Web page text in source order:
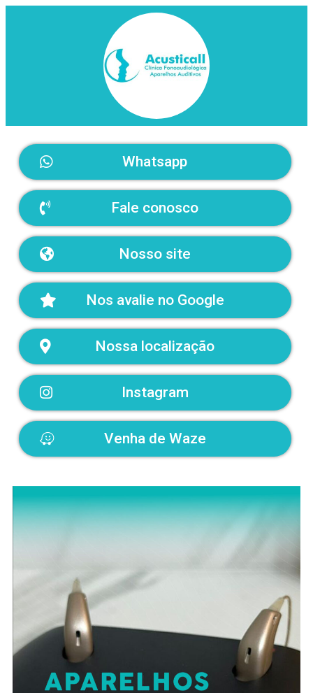
Whatsapp
Fale conosco
Nosso site
Nos avalie no Google
Nossa localização
Instagram
Venha de Waze